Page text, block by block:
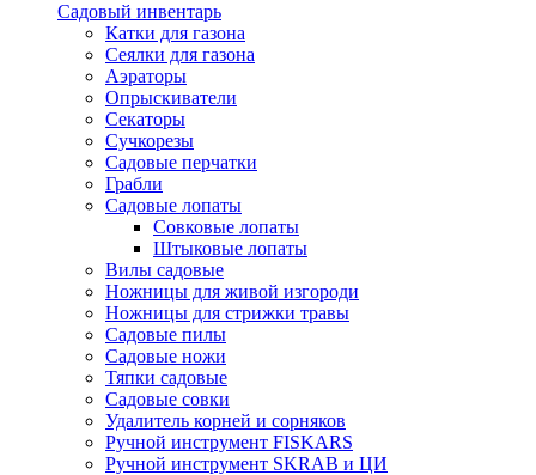
Садовый инвентарь
Катки для газона
Сеялки для газона
Аэраторы
Опрыскиватели
Секаторы
Сучкорезы
Садовые перчатки
Грабли
Садовые лопаты
Совковые лопаты
Штыковые лопаты
Вилы садовые
Ножницы для живой изгороди
Ножницы для стрижки травы
Садовые пилы
Садовые ножи
Тяпки садовые
Садовые совки
Удалитель корней и сорняков
Ручной инструмент FISKARS
Ручной инструмент SKRAB и ЦИ